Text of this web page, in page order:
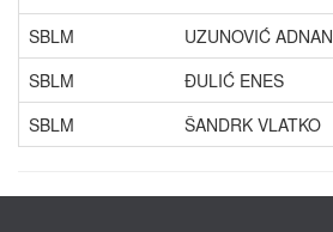
SBLM
UZUNOVIĆ ADNAN
SBLM
ĐULIĆ ENES
SBLM
ŠANDRK VLATKO